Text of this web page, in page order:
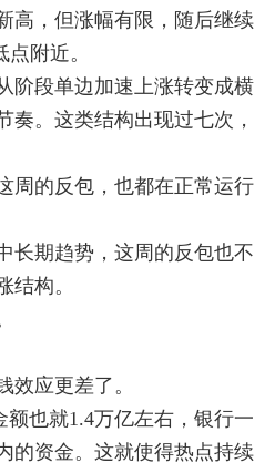
高，但涨幅有限，随后继续
附近。
阶段单边加速上涨转变成横
奏。这类结构出现过七次，
周的反包，也都在正常运行
长期趋势，这周的反包也不
结构。
效应更差了。
也就1.4万亿左右，银行一
的资金。这就使得热点持续